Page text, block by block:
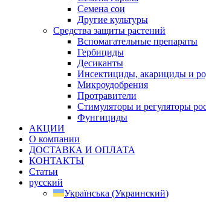
Семена сои
Другие культуры
Средства защиты растений
Вспомагательные препараты
Гербициды
Десиканты
Инсектициды, акарициды и
Микроудобрения
Протравители
Стимуляторы и регуляторы
Фунгициды
АКЦИИ
О компании
ДОСТАВКА И ОПЛАТА
КОНТАКТЫ
Статьи
русский
Українська (Украинский)